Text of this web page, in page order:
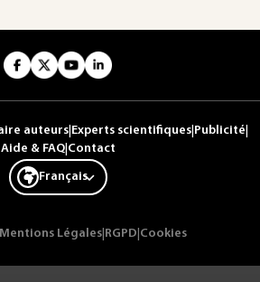
auteurs Experts scientifiques Publicité
Aide & FAQ| Contact
Français
Mentions Légales RGPD Cookies